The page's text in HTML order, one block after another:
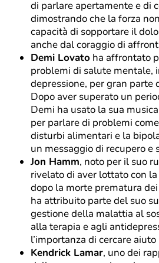
di parlare apertamente e di
dimostrando che la forza
capacità di sopportare il
anche dal coraggio di
Demi Lovato ha affrontato
problemi di salute mentale,
depressione, per gran parte
Dopo aver superato un
Demi ha usato la sua
per parlare di problemi
disturbi alimentari e la
un messaggio di recupero e
Jon Hamm, noto per il suo
rivelato di aver lottato con
dopo la morte prematura
ha attribuito parte del suo
gestione della malattia al
alla terapia e agli
l’importanza di cercare
Kendrick Lamar, uno dei